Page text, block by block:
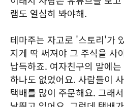
램도 열심히 봐야해.
테마주는 자고로 '스토리'가
지게 딱 써져야 그 주식을 사
납득하죠. 여자친구의 말에
하나도 없었어요. 사람들이
택배를 많이 주문해요. 그래